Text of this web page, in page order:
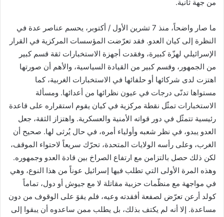
ا
من جهة ثانية.
ما صار واضحاً، منذ 7 تشرين الأول / أكتوبر، يحسم عناصر عدة في
النظرة إلى كيان العدو. فقد تعرّضت المؤسسات المركزية في القرار
الإسرائيلي لهزّة كبيرة، وفقدت أجهزة الاستخبارات ثقة قسم كبير
من الجمهور، وقسم كبير من القيادة السياسية، والأهم أن صورتها
اهتزت لدى شركائها أو حلفائها في الاستخبارات الغربية، كما
مستواها تدنّى درجات في عيون نظرائها من أعدائها. ومسألة
الاستخبارات تمثّل نقطة مركزية في كيان يقوم استقراره على قاعدة
رئيسية تتمثّل في دور قواته الأمنية والعسكرية. واهتزاز الثقة، جعل
العدو يبدو، في نظر شعبه وأولياء أمره، في حال يُرثى لها. صحيح أن
الغرب، وعلى رأسه الولايات المتحدة، تحرّك سريعاً لاحتواء الموقف،
لكن ذلك حصل بالتزامن مع ارتفاع الصراخ بين قادة العدو وجمهوره.
وهذه المرة الأولى التي تطلب فيها إسرائيل عوناً من هذا النوع، وهي
في مواجهة مع منظّمات حزبية مقاتلة لا مع جيوش أو دول، تماماً
كولد أرعن تعرّض لصفعة أفقدته وعيه، فلم يقوَ على الوقوف من دون
مساعدة. إلا أنه لم يكتف بذلك، بل يطلب ممن ساعدوه أن يبقوا إلى